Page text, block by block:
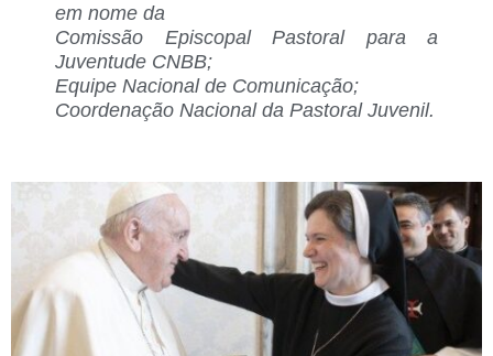
em nome da
Comissão Episcopal Pastoral para a
Juventude CNBB;
Equipe Nacional de Comunicação;
Coordenação Nacional da Pastoral Juvenil.